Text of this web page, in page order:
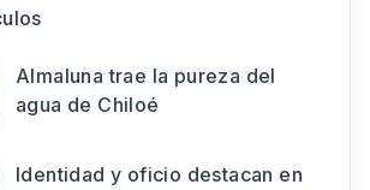
Almaluna trae la pureza del
agua de Chiloé
Identidad y oficio destacan en